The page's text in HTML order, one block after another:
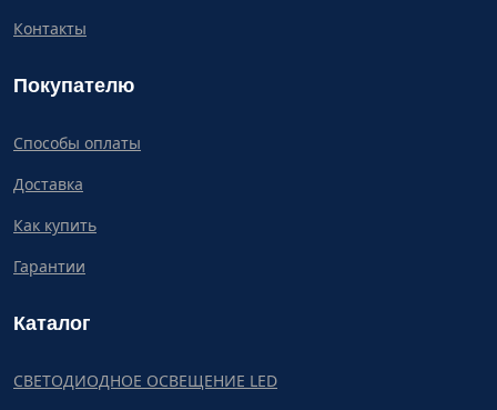
Контакты
Покупателю
Способы оплаты
Доставка
Как купить
Гарантии
Каталог
СВЕТОДИОДНОЕ ОСВЕЩЕНИЕ LED